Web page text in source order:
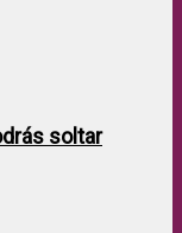
soltar